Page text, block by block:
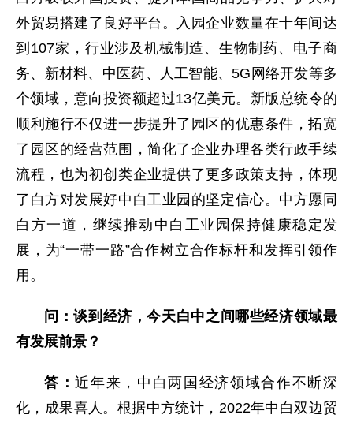
外贸易搭建了良好平台。入园企业数量在十年间达
到107家，行业涉及机械制造、生物制药、电子商
务、新材料、中医药、人工智能、5G网络开发等多
个领域，意向投资额超过13亿美元。新版总统令的
顺利施行不仅进一步提升了园区的优惠条件，拓宽
了园区的经营范围，简化了企业办理各类行政手续
流程，也为初创类企业提供了更多政策支持，体现
了白方对发展好中白工业园的坚定信心。中方愿同
白方一道，继续推动中白工业园保持健康稳定发
展，为“一带一路”合作树立合作标杆和发挥引领作
用。
问：谈到经济，今天白中之间哪些经济领域最
有发展前景？
答：近年来，中白两国经济领域合作不断深
化，成果喜人。根据中方统计，2022年中白双边贸